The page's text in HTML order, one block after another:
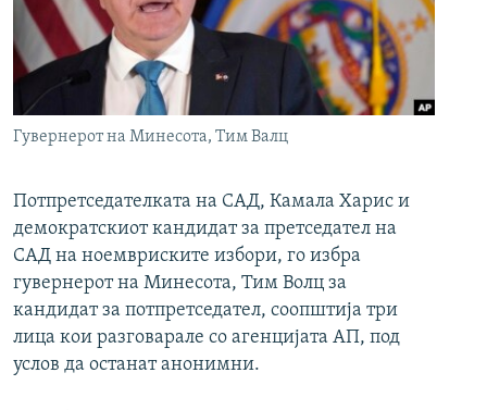
РСЕ веб страници
Гувернерот на Минесота, Тим Валц
Потпретседателката на САД, Камала Харис и
демократскиот кандидат за претседател на
САД на ноемвриските избори, го избра
гувернерот на Минесота, Тим Волц за
кандидат за потпретседател, соопштија три
лица кои разговарале со агенцијата АП, под
услов да останат анонимни.